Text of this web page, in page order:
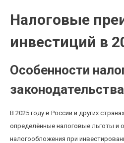
Налоговые
инвестиций в
Особенности
законодательства
В 2025 году в России и других
определённые налоговые льготы и
налогообложения при